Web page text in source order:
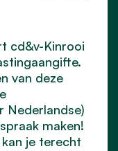
cd&v-Kinrooi
van deze
Nederlandse)
maken!
je terecht